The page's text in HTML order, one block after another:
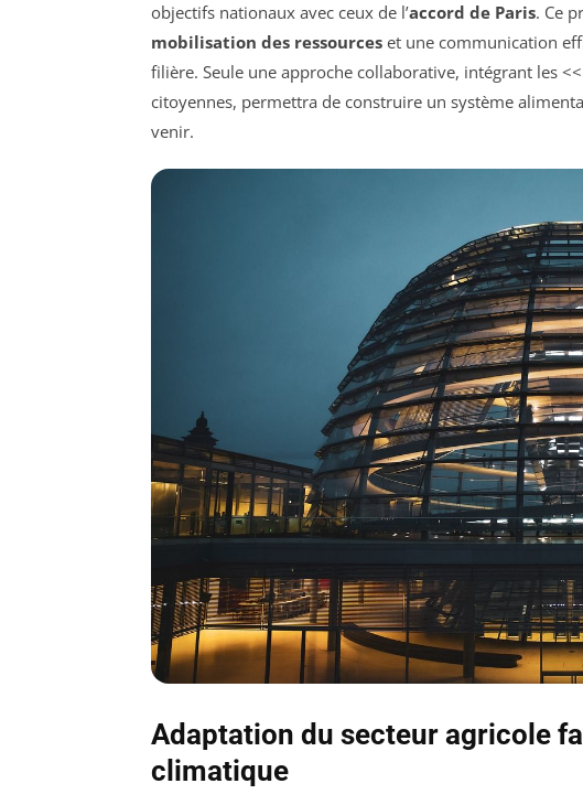
objectifs nationaux avec ceux de l’accord de Paris. Ce
mobilisation des ressources et une communication
filière. Seule une approche collaborative, intégrant les
citoyennes, permettra de construire un système
venir.
Adaptation du secteur agricole
climatique